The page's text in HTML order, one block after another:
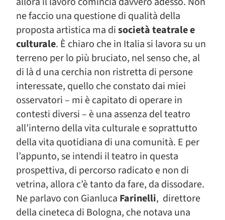
ne faccio una questione di qualità della
proposta artistica ma disocietà teatrale e
culturale. È chiaro che in Italia si lavora su un
terreno per lo più bruciato, nel senso che, al
di là d una cerchia non ristretta di persone
interessate, quello che constato dai miei
osservatori – mi è capitato di operare in
contesti diversi – è una assenza del teatro
all’interno della vita culturale e soprattutto
della vita quotidiana di una comunità. E per
l’appunto, se intendi il teatro in questa
prospettiva, di percorso radicato e non di
vetrina, allora c’è tanto da fare, da dissodare.
Ne parlavo con Gianluca Farinelli, direttore
della cineteca di Bologna, che notava una